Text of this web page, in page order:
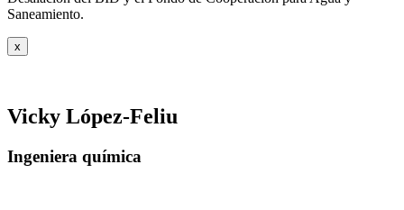
Saneamiento.
x
Vicky López-Feliu
Ingeniera química